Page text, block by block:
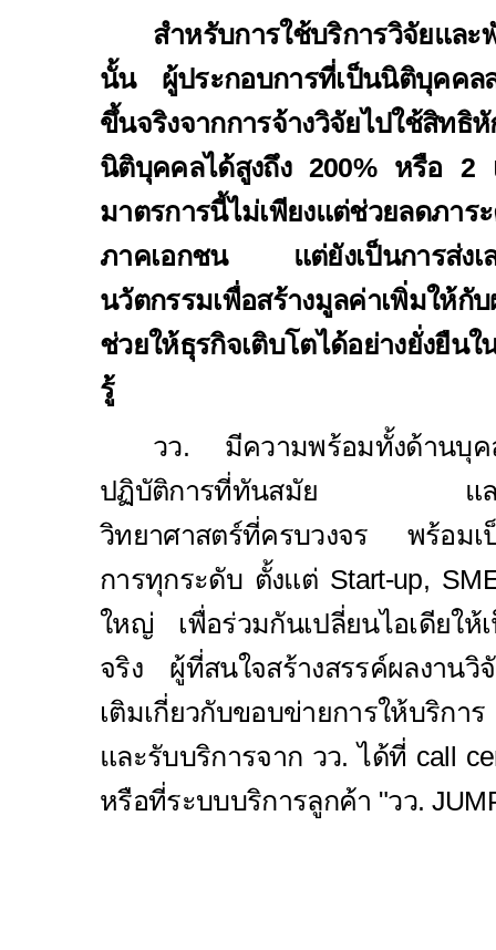
สำหรับการใช้บริการวิจัยแล
นั้น ผู้ประกอบการที่เป็นนิติบุคคล
ขึ้นจริงจากการจ้างวิจัยไปใช้สิทธิ
นิติบุคคลได้สูงถึง 200% หรือ 2
มาตรการนี้ไม่เพียงแต่ช่วยลดภา
ภาคเอกชน แต่ยังเป็นการส่งเส
นวัตกรรมเพื่อสร้างมูลค่าเพิ่มให้
ช่วยให้ธุรกิจเติบโตได้อย่างยั่งยืน
รู้
วว. มีความพร้อมทั้งด้านบุ
ปฏิบัติการที่ทันสมัย และโค
วิทยาศาสตร์ที่ครบวงจร พร้อมเ
การทุกระดับ ตั้งแต่ Start-up,
ใหญ่ เพื่อร่วมกันเปลี่ยนไอเดียให้
จริง ผู้ที่สนใจสร้างสรรค์ผลงานวิ
เติมเกี่ยวกับขอบข่ายการให้บริก
และรับบริการจาก วว. ได้ที่ call
หรือที่ระบบบริการลูกค้า "วว.